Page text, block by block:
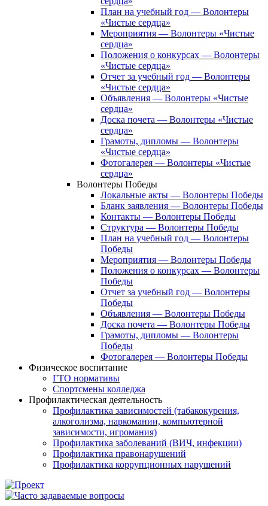
План на учебный год — Волонтеры
«Чистые сердца»
Мероприятия — Волонтеры «Чистые
сердца»
Положения о конкурсах — Волонтеры
«Чистые сердца»
Отчет за учебный год — Волонтеры
«Чистые сердца»
Объявления — Волонтеры «Чистые
сердца»
Доска почета — Волонтеры «Чистые
сердца»
Грамоты, дипломы — Волонтеры
«Чистые сердца»
Фотогалерея — Волонтеры «Чистые
сердца»
Волонтеры Победы
Локальные акты — Волонтеры Победы
Бланк заявления — Волонтеры Победы
Контакты — Волонтеры Победы
Структура — Волонтеры Победы
План на учебный год — Волонтеры
Победы
Мероприятия — Волонтеры Победы
Положения о конкурсах — Волонтеры
Победы
Отчет за учебный год — Волонтеры
Победы
Объявления — Волонтеры Победы
Доска почета — Волонтеры Победы
Грамоты, дипломы — Волонтеры
Победы
Фотогалерея — Волонтеры Победы
Физическое воспитание
ГТО нормативы
Спортсмены колледжа
Профилактическая деятельность
Профилактика зависимостей (табакокурения,
алкоголизма, наркомании, компьютерной
зависимости, игромания)
Профилактика заболеваний (ВИЧ, инфекции)
Профилактика правонарушений
Профилактика коррупционных нарушений